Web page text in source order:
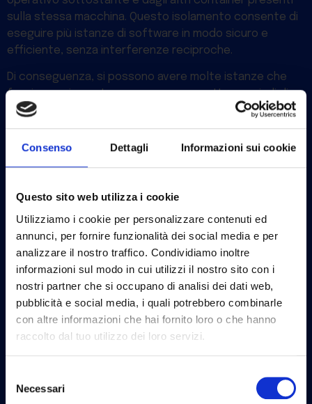
Consenso Dettagli Informazioni sui cookie
Questo sito web utilizza i cookie
Utilizziamo i cookie per personalizzare contenuti ed
annunci, per fornire funzionalità dei social media e per
analizzare il nostro traffico. Condividiamo inoltre
informazioni sul modo in cui utilizzi il nostro sito con i
nostri partner che si occupano di analisi dei dati web,
pubblicità e social media, i quali potrebbero combinarle
con altre informazioni che hai fornito loro o che hanno
raccolto dal tuo utilizzo dei loro servizi.
delNecessari
sulla stessa macchina. Questo isolamento consente di
eseguire più istanze di software in modo sicuro e
efficiente, senza interferenze reciproche.
Di conseguenza, si possono avere molte istanze che
funzionano in contemporanea e permettono quindi di
avere, ad esempio, due motori di database o due
versioni di PHP allo stesso momento.
Altra caratteristica fondamentale è la sicurezza: poiché
ogni istanza è isolata dalle altre e anche dal sistema
attivo accedere alle risorse del computer (ad esempio
a tutto l’hard disk con privilegi di amministratore).
Vantaggi e svantaggi
Ci sonosvantaggi ? Sì, principalmente leprestazioni
Avere ad esempio PHP che funziona nativamente sul
computer, permette di avere prestazioni di gran lunga
superiori a quelle che si hanno con PHP isolato in un
hanno accessi ai file frequenti.